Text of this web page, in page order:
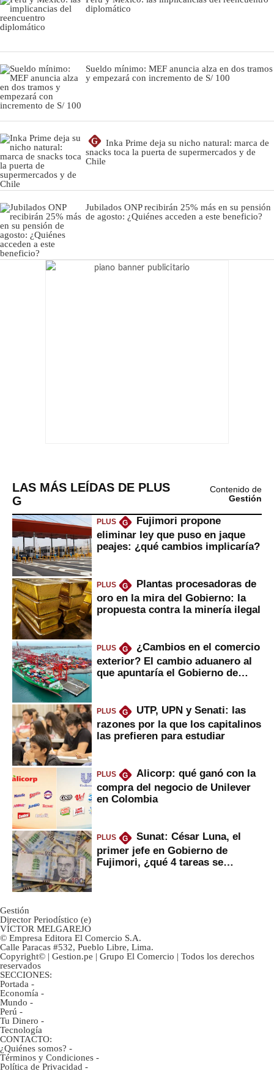
diplomático
Sueldo mínimo: MEF anuncia alza en dos tramos
y empezará con incremento de S/ 100
G
Inka Prime deja su nicho natural: marca de
snacks toca la puerta de supermercados y de
Chile
Jubilados ONP recibirán 25% más en su pensión
de agosto: ¿Quiénes acceden a este beneficio?
LAS MÁS LEÍDAS DE PLUS
G
Contenido de
Gestión
PLUS G
Fujimori propone
eliminar ley que puso en jaque
peajes: ¿qué cambios implicaría?
PLUS G
Plantas procesadoras de
oro en la mira del Gobierno: la
propuesta contra la minería ilegal
PLUS G
¿Cambios en el comercio
exterior? El cambio aduanero al
que apuntaría el Gobierno de
PLUS G
UTP, UPN y Senati: las
razones por la que los capitalinos
las prefieren para estudiar
PLUS G
Alicorp: qué ganó con la
compra del negocio de Unilever
en Colombia
PLUS G
Sunat: César Luna, el
primer jefe en Gobierno de
Fujimori, ¿qué 4 tareas se
Gestión
Director Periodístico (e)
VÍCTOR MELGAREJO
© Empresa Editora El Comercio S.A.
Calle Paracas #532, Pueblo Libre, Lima.
Copyright© | Gestion.pe | Grupo El Comercio | Todos los derechos
reservados
SECCIONES:
Portada -
Economía -
Mundo -
Perú -
Tu Dinero -
Tecnología
CONTACTO:
¿Quiénes somos? -
Términos y Condiciones -
Política de Privacidad -